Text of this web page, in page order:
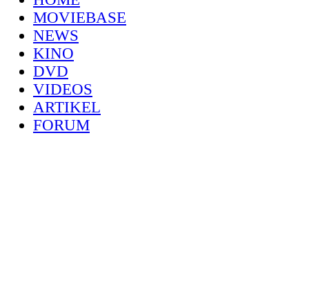
MOVIEBASE
NEWS
KINO
DVD
VIDEOS
ARTIKEL
FORUM